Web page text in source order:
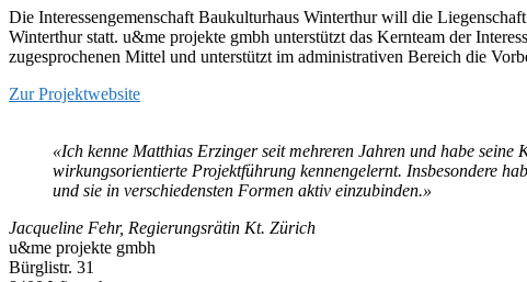
Die Interessengemenschaft Baukulturhaus Winterthur will die
Winterthur statt. u&me projekte gmbh unterstützt das Kernteam der
zugesprochenen Mittel und unterstützt im administrativen Bereich die
Zur Projektwebsite
«Ich kenne Matthias Erzinger seit mehreren Jahren und habe
wirkungsorientierte Projektführung kennengelernt. Insbesondere
und sie in verschiedensten Formen aktiv einzubinden.»
Jacqueline Fehr, Regierungsrätin Kt. Zürich
u&me projekte gmbh
Bürglistr. 31